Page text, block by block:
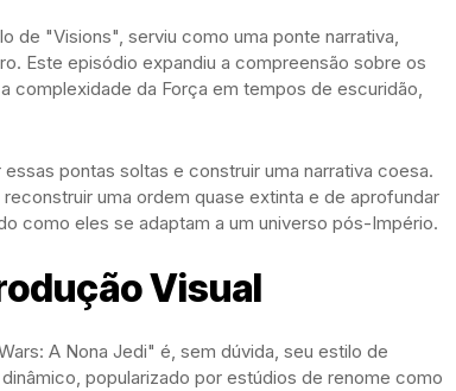
de "Visions", serviu como uma ponte narrativa,
Este episódio expandiu a compreensão sobre os
da Força em tempos de escuridão,
pontas soltas e construir uma narrativa coesa.
uma ordem quase extinta e de aprofundar
como eles se adaptam a um universo pós-Império.
Visual
A Nona Jedi" é, sem dúvida, seu estilo de
popularizado por estúdios de renome como